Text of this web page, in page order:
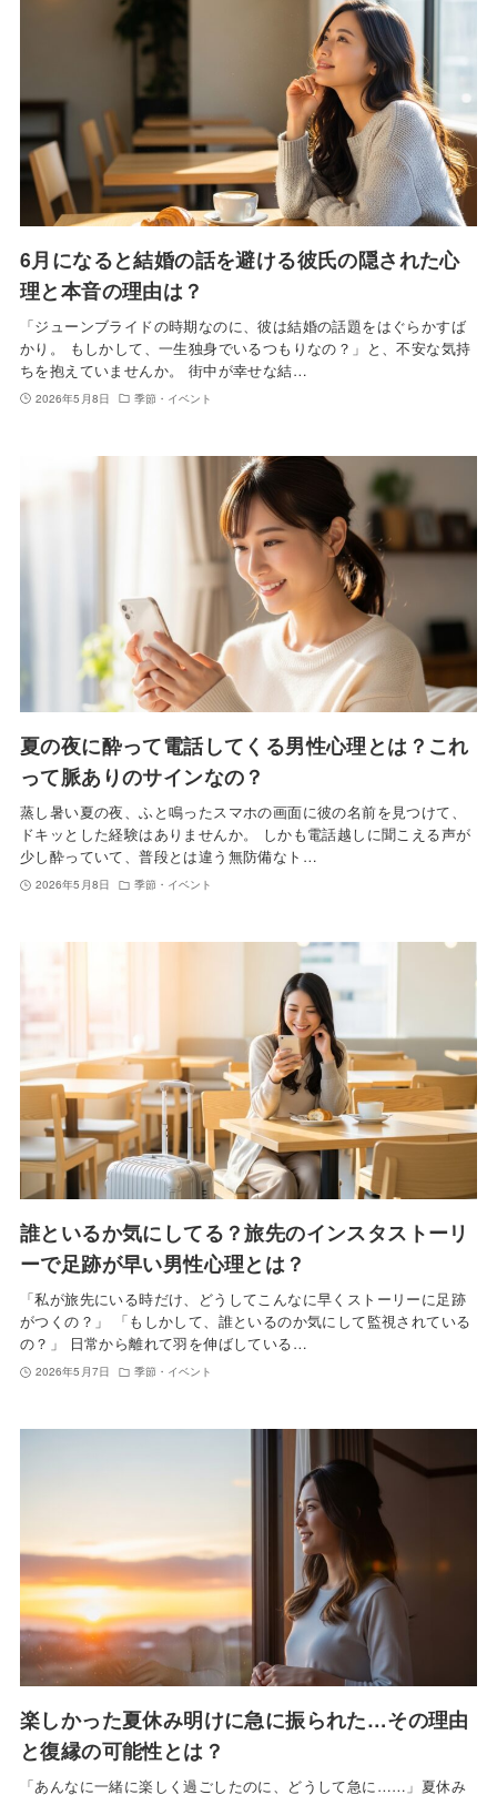
6月になると結婚の話を避ける彼氏の隠された心
理と本音の理由は？
「ジューンブライドの時期なのに、彼は結婚の話題をはぐらかすば
かり。 もしかして、一生独身でいるつもりなの？」と、不安な気持
ちを抱えていませんか。 街中が幸せな結…
2026年5月8日 季節・イベント
夏の夜に酔って電話してくる男性心理とは？これ
って脈ありのサインなの？
蒸し暑い夏の夜、ふと鳴ったスマホの画面に彼の名前を見つけて、
ドキッとした経験はありませんか。 しかも電話越しに聞こえる声が
少し酔っていて、普段とは違う無防備なト…
2026年5月8日 季節・イベント
誰といるか気にしてる？旅先のインスタストーリ
ーで足跡が早い男性心理とは？
「私が旅先にいる時だけ、どうしてこんなに早くストーリーに足跡
がつくの？」 「もしかして、誰といるのか気にして監視されている
の？」 日常から離れて羽を伸ばしている…
2026年5月7日 季節・イベント
楽しかった夏休み明けに急に振られた…その理由
と復縁の可能性とは？
「あんなに一緒に楽しく過ごしたのに、どうして急に……」夏休み